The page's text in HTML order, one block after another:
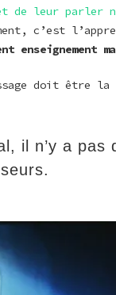
de leur parler
c’est
enseignement
doit être la
il n’y a pas